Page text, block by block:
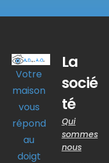
Votre
maison
vous
répond
au
doigt
La
socié
té
Qui
sommes
nous